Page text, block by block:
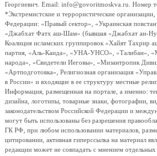
Георгиевич. Email: info@govoritmoskva.ru. Номер
*Экстремистские и террористические
Федерации: «Правый сектор», «Украинская
«Джабхат Фатх аш-Шам» (бывшая «Джабхат ан-
Коалиция исламских группировок «Хайят Тахрир
партия, «Аль-Каида», «УНА-УНСО», «Талибан»,
народа», «Свидетели Иеговы», «Мизантропик
«Артподготовка», Религиозная организация
в России» и входящие в ее структуру местные
Информация, размещенная на портале, а именно:
дизайна, логотипы, товарные знаки, фотографии,
законодательством Российской Федерации и
могут быть использованы без разрешения
ГК РФ, при любом использовании материалов,
цитировании, активная гиперссылка на материал
редакции может не совпадать с мнением отдельных